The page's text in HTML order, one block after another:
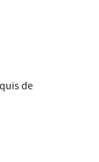
de